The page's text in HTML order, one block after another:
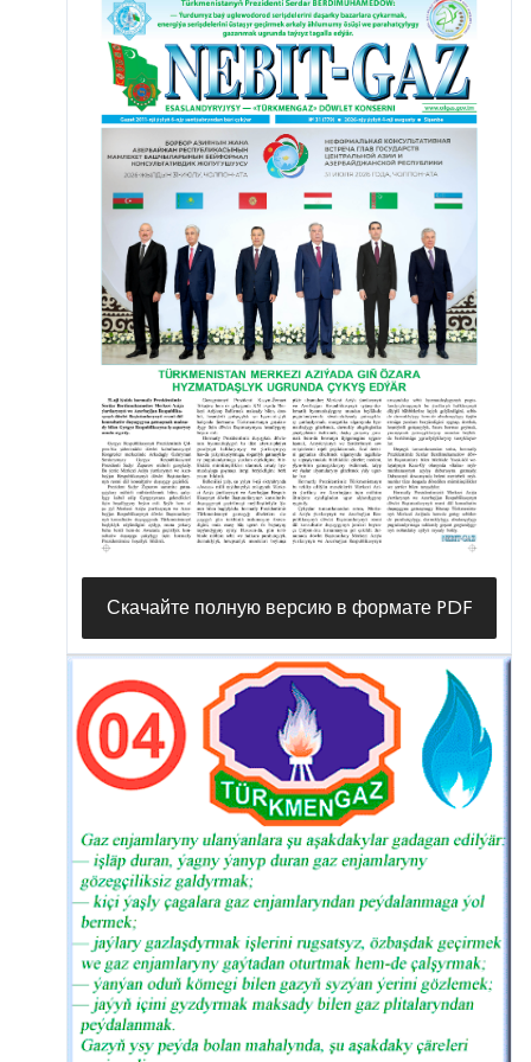
Baýmyrat Annamyradow we elektrik bilen kebşirleýji
Erkebaý Täjibaýew ýaly agzalarynyň aladalarynyň özlerine
ýetikdigine olaryň gündelik alyp barýan wajyp işleri bilen
ýakyndan tanyş bolanymyzda doly göz ýetirdik.
Скачайте полную версию в формате PDF